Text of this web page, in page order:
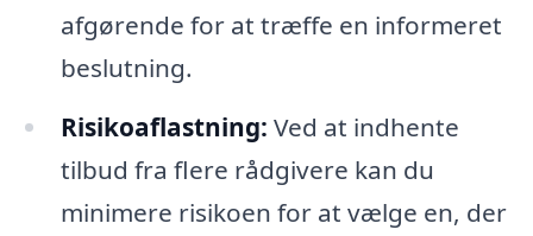
afgørende for at træffe en informeret
beslutning.
Risikoaflastning: Ved at indhente
tilbud fra flere rådgivere kan du
minimere risikoen for at vælge en, der